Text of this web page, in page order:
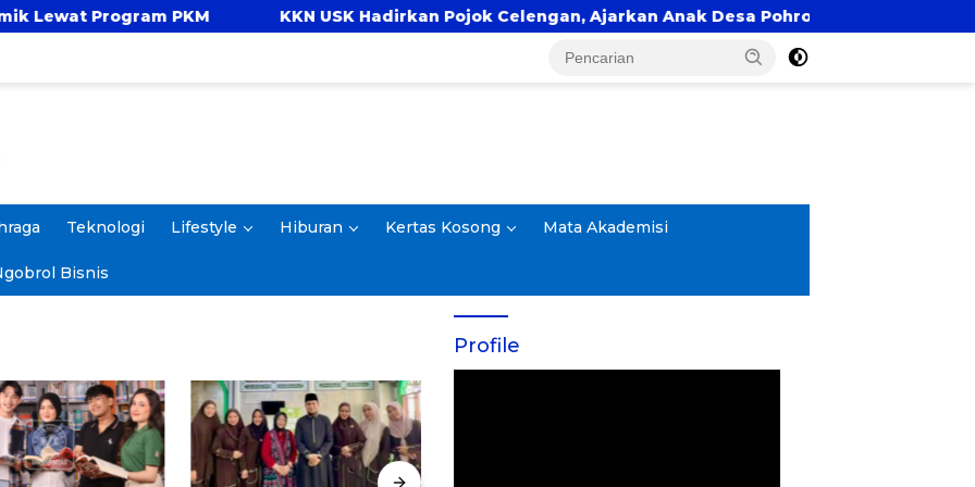
PKM KKN USK Hadirkan Pojok Celengan, Ajarkan Anak Desa Pohroh Gemar Menabung
Teknologi Lifestyle Hiburan Kertas Kosong Mata Akademisi
Bisnis
Profile